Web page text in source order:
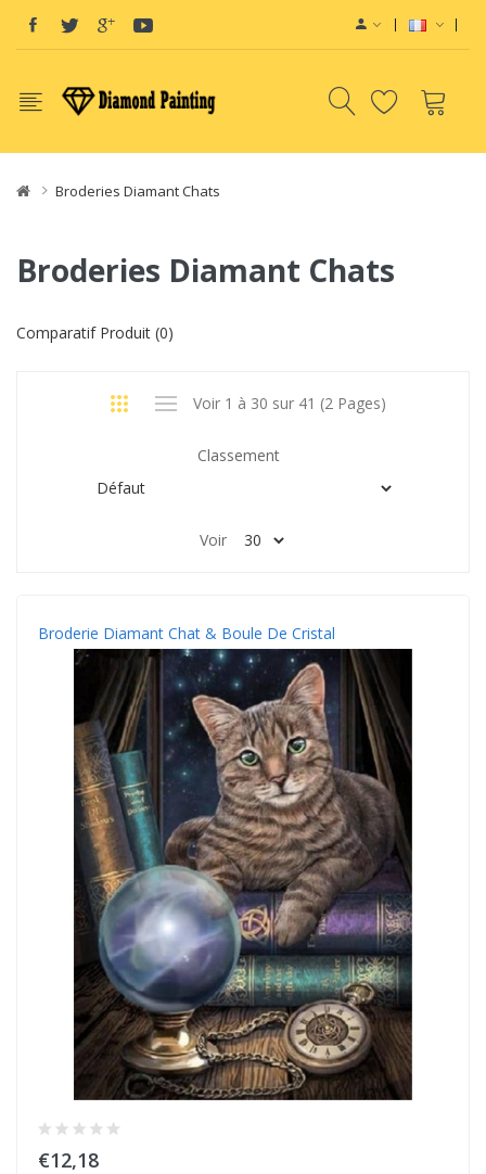
Vape E-Liquids SaltNic Disposable Vapes
Broderies Diamant Chats
Broderies Diamant Chats
Comparatif Produit (0)
Voir 1 à 30 sur 41 (2 Pages)
Classement
Voir
Broderie Diamant Chat & Boule De Cristal
€12,18